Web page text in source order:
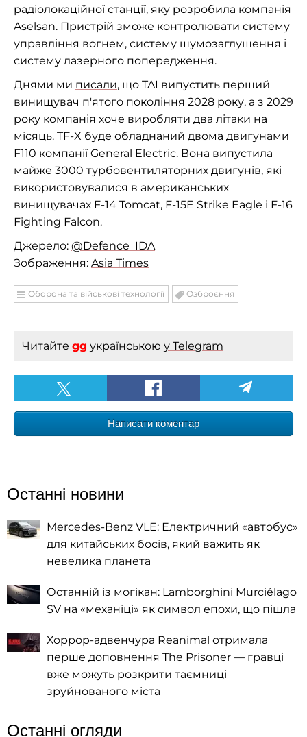
радіолокаційної станції, яку розробила компанія
Aselsan. Пристрій зможе контролювати систему
управління вогнем, систему шумозаглушення і
систему лазерного попередження.
Днями ми писали, що TAI випустить перший
винищувач п'ятого покоління 2028 року, а з 2029
року компанія хоче виробляти два літаки на
місяць. TF-X буде обладнаний двома двигунами
F110 компанії General Electric. Вона випустила
майже 3000 турбовентиляторних двигунів, які
використовувалися в американських
винищувачах F-14 Tomcat, F-15E Strike Eagle і F-16
Fighting Falcon.
Джерело: @Defence_IDA
Зображення: Asia Times
Оборона та військові технології Озброєння
Читайте gg українською у Telegram
Написати коментар
Останні новини
Mercedes-Benz VLE: Електричний «автобус»
для китайських босів, який важить як
невелика планета
Останній із могікан: Lamborghini Murciélago
SV на «механіці» як символ епохи, що пішла
Хоррор-адвенчура Reanimal отримала
перше доповнення The Prisoner — гравці
вже можуть розкрити таємниці
зруйнованого міста
Останні огляди